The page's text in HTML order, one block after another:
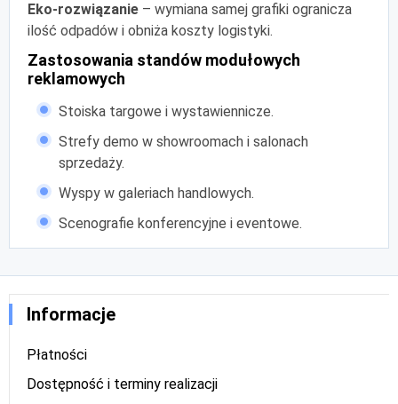
Eko-rozwiązanie – wymiana samej grafiki ogranicza
ilość odpadów i obniża koszty logistyki.
Zastosowania standów modułowych
reklamowych
Stoiska targowe i wystawiennicze.
Strefy demo w showroomach i salonach
sprzedaży.
Wyspy w galeriach handlowych.
Scenografie konferencyjne i eventowe.
Informacje
Płatności
Dostępność i terminy realizacji